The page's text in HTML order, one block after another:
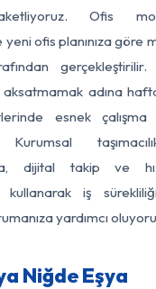
Ofis
ofis planınıza göre
adına
esnek çalışma
Kurumsal
dijital takip ve
kullanarak iş
yardımcı
Niğde Eşya